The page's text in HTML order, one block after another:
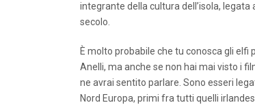
integrante della cultura dell’isola,
secolo.
È molto probabile che tu conosca gli elfi
Anelli, ma anche se non hai mai visto i
ne avrai sentito parlare. Sono esseri
Nord Europa, primi fra tutti quelli